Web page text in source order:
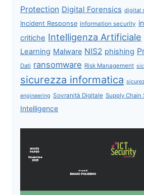
Protection Digital Forensics digital
Incident Response information security
critiche Intelligenza Artificiale
Learning Malware NIS2 phishing
Dati ransomware Risk Management
sicurezza informatica
engineering Sovranità Digitale Supply Chain
Intelligence